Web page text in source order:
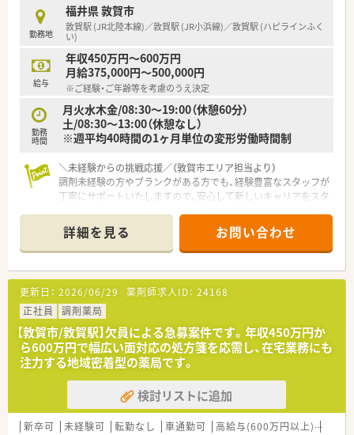
変広い調剤室を完備している法人の店舗です。
【こんな取り組みをしています】
■煎じ薬については患者様ご自身で煎じていただき、刻みも既製
品を活用することで相談時間を確保しています。
■漢方薬一つひとつの特徴や働きをきちんと理解して使い分け
ることを重視し、丁寧な服薬指導を実施しています。
■投薬業務にしっかりと時間をかけてほしいという代表の思い
から、最新の調剤機器を導入して効率化を図っています。
勤務地
福井県 敦賀市
敦賀駅 (JR北陸本線)／敦賀駅 (JR小浜線)／敦賀駅 (ハピラインふく
い)
給与
年収450万円～600万円
月給375,000円～500,000円
※ご経験・ご年齢等を考慮のうえ決定
勤務
時間
月火水木金/08:30～19:00（休憩60分）
土/08:30～13:00（休憩なし）
※週平均40時間の1ヶ月単位の変形労働時間制
＼未経験からの挑戦応援／（敦賀市エリア担当より）
調剤未経験の方やブランクがある方でも、経験豊富なスタッフが
丁寧にサポートいたしますので、安心して新しいキャリアをスタ
【店舗情報と応需状況について】
■敦賀駅から徒歩10分ほどの場所に位置しており、毎日の通勤
にも非常に便利なアクセス良好の立地環境となっております。
■近隣のクリニックから眼科や耳鼻科などの処方箋を中心に、1
日あたり60枚から70枚ほど応需している調剤薬局です。
■外来の調剤業務に加えて居宅や施設への在宅医療にもしっか
りと対応しており、地域に密着した医療サービスを提供します。
【法人特徴について】
■福井県敦賀市内に4店舗を展開し、創業から80年という長い歴
史を持ち地域住民から厚い信頼を得ている老舗の企業です。
■代表ご自身も現場に入って気さくにコミュニケーションを取
られているため、風通しが良く非常に働きやすい温かい社風で
す。
詳細を見る お問い合わせ
更新日： 2026/06/29 薬剤師求人ID： 24168
正社員
調剤薬局
【敦賀市/敦賀駅】欠員による急募案件です。年収450万円か
ら600万円で幅広い面対応の処方箋を応需し、在宅業務にも
注力する地域密着型の薬局です。
検討リストに追加
新卒可 未経験可 転勤なし 車通勤可 高給与(600万円以上)